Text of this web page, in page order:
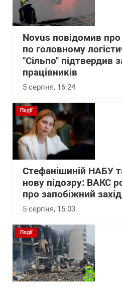
Novus повідомив
по головному
"Сільпо" підтвердив
працівників
5 серпня, 16:24
Події
Стефанішиній НАБУ
нову підозру: ВАКС
про запобіжний захід
5 серпня, 15:03
Події